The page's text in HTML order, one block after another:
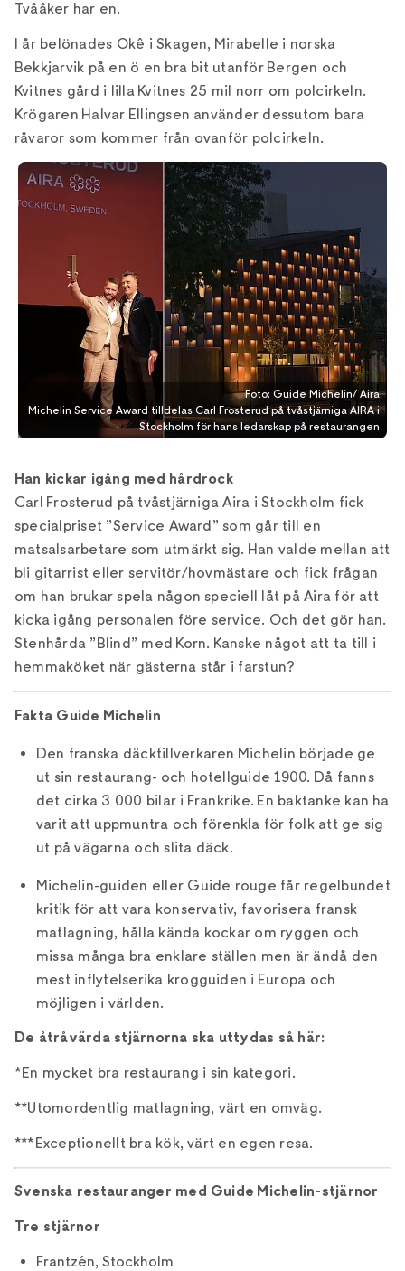
Tvååker har en.
I år belönades Okê i Skagen, Mirabelle i norska
Bekkjarvik på en ö en bra bit utanför Bergen och
Kvitnes gård i lilla Kvitnes 25 mil norr om polcirkeln.
Krögaren Halvar Ellingsen använder dessutom bara
råvaror som kommer från ovanför polcirkeln.
Foto: Guide Michelin/ Aira
Michelin Service Award tilldelas Carl Frosterud på tvåstjärniga AIRA i
Stockholm för hans ledarskap på restaurangen
Han kickar igång med hårdrock
Carl Frosterud på tvåstjärniga Aira i Stockholm fick
specialpriset ”Service Award” som går till en
matsalsarbetare som utmärkt sig. Han valde mellan att
bli gitarrist eller servitör/hovmästare och fick frågan
om han brukar spela någon speciell låt på Aira för att
kicka igång personalen före service. Och det gör han.
Stenhårda ”Blind” med Korn. Kanske något att ta till i
hemmaköket när gästerna står i farstun?
Fakta Guide Michelin
Den franska däcktillverkaren Michelin började ge
ut sin restaurang- och hotellguide 1900. Då fanns
det cirka 3 000 bilar i Frankrike. En baktanke kan ha
varit att uppmuntra och förenkla för folk att ge sig
ut på vägarna och slita däck.
Michelin-guiden eller Guide rouge får regelbundet
kritik för att vara konservativ, favorisera fransk
matlagning, hålla kända kockar om ryggen och
missa många bra enklare ställen men är ändå den
mest inflytelserika krogguiden i Europa och
möjligen i världen.
De åtråvärda stjärnorna ska uttydas så här:
*En mycket bra restaurang i sin kategori.
**Utomordentlig matlagning, värt en omväg.
***Exceptionellt bra kök, värt en egen resa.
Svenska restauranger med Guide Michelin-stjärnor
Tre stjärnor
Frantzén, Stockholm